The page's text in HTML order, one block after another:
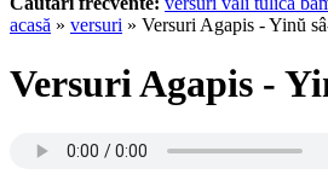
acasă » versuri » Versuri Agapis - Yinŭ
Versuri Agapis -